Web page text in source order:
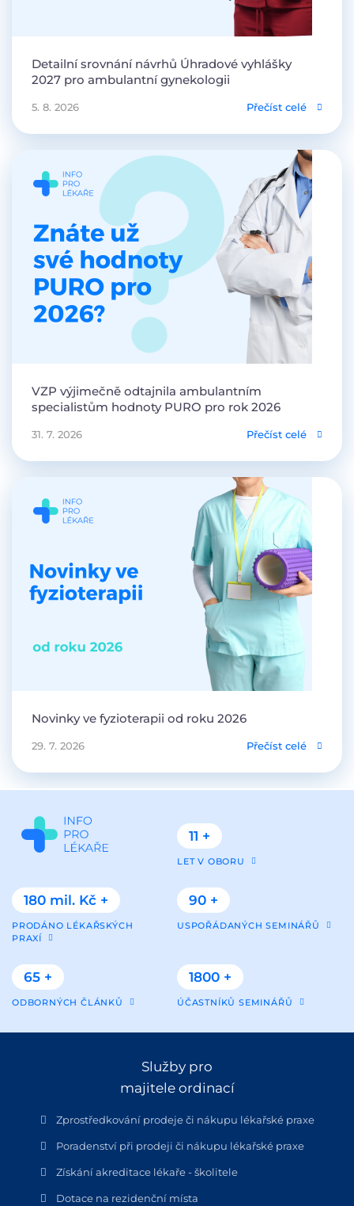
Detailní srovnání návrhů Úhradové vyhlášky
2027 pro ambulantní gynekologii
5. 8. 2026 Přečíst celé
VZP výjimečně odtajnila ambulantním
specialistům hodnoty PURO pro rok 2026
31. 7. 2026 Přečíst celé
Novinky ve fyzioterapii od roku 2026
29. 7. 2026 Přečíst celé
11 +
LET V OBORU
180 mil. Kč +
PRODÁNO LÉKAŘSKÝCH
PRAXÍ
90 +
USPOŘÁDANÝCH SEMINÁŘŮ
65 +
ODBORNÝCH ČLÁNKŮ
1800 +
ÚČASTNÍKŮ SEMINÁŘŮ
Služby pro
majitele ordinací
Zprostředkování prodeje či nákupu lékařské praxe
Poradenství při prodeji či nákupu lékařské praxe
Získání akreditace lékaře - školitele
Dotace na rezidenční místa